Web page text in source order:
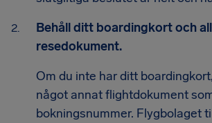
Behåll ditt boardingkort och
resedokument.
Om du inte har ditt
något annat flightdokument
bokningsnummer. Flygbolaget